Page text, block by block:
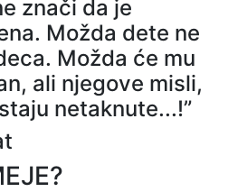
znači da je
Možda dete ne
Možda će mu
ali njegove misli,
netaknute...!”